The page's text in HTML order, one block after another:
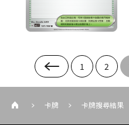
1 2
卡牌 卡牌搜尋結果